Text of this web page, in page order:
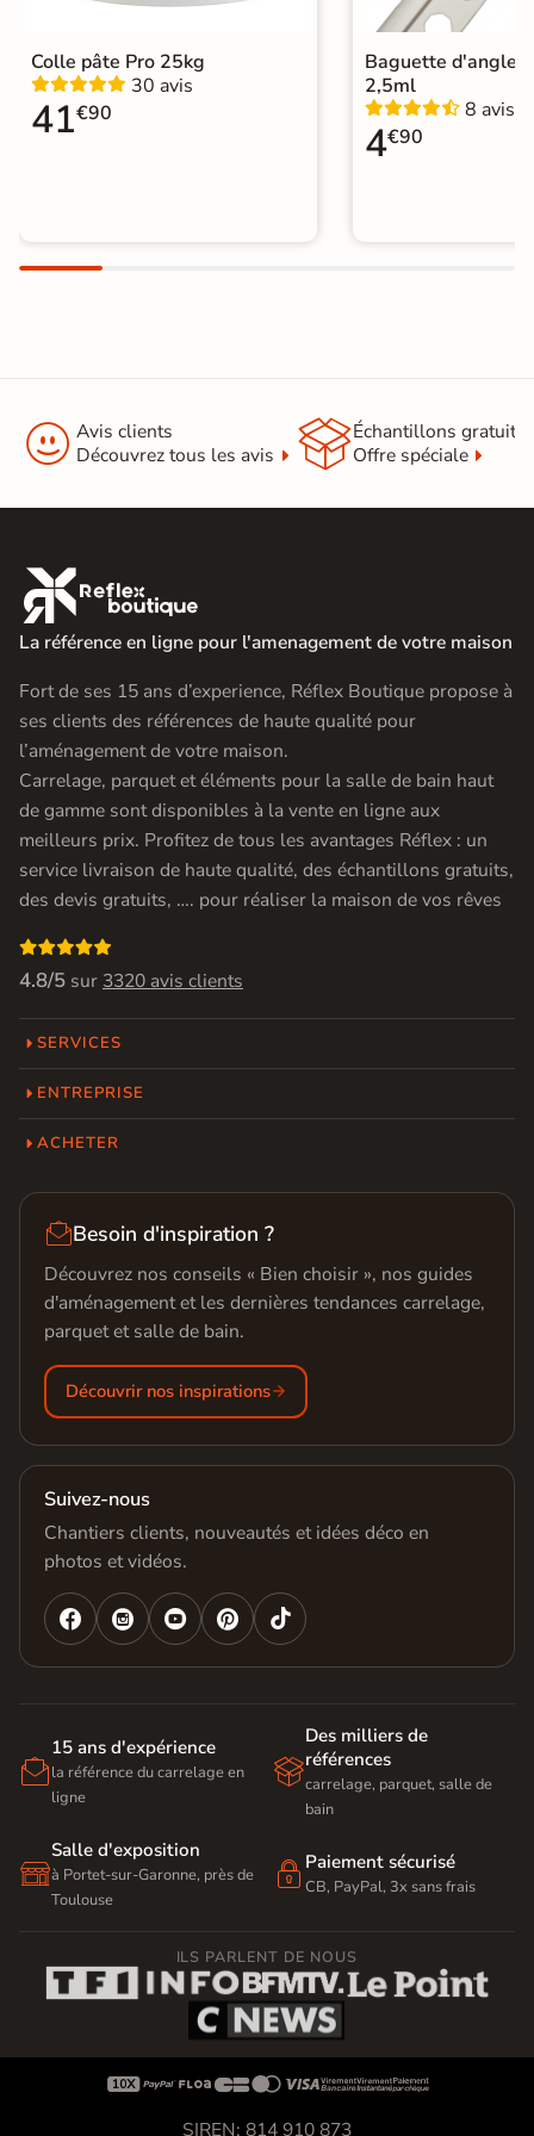
|
Colle pâte Pro 25kg
30 avis
41€90
Baguette d'angle
2,5ml
8 avis
4€90
 Avis clients
Découvrez tous les avis
Échantillons gratuit
Offre spéciale

La référence en ligne pour l'amenagement de votre maison
Fort de ses 15 ans d’experience, Réflex Boutique propose à
ses clients des références de haute qualité pour
l’aménagement de votre maison.
Carrelage, parquet et éléments pour la salle de bain haut
de gamme sont disponibles à la vente en ligne aux
meilleurs prix. Profitez de tous les avantages Réflex : un
service livraison de haute qualité, des échantillons gratuits,
des devis gratuits, …. pour réaliser la maison de vos rêves

4.8/5 sur 3320 avis clients
SERVICES
ENTREPRISE
ACHETER
Besoin d'inspiration ?
Découvrez nos conseils « Bien choisir », nos guides
d'aménagement et les dernières tendances carrelage,
parquet et salle de bain.
Découvrir nos inspirations
Suivez-nous
Chantiers clients, nouveautés et idées déco en
photos et vidéos.
   

15 ans d'expérience
la référence du carrelage en
ligne

Des milliers de
références
carrelage, parquet, salle de
bain

Salle d'exposition
à Portet-sur-Garonne, près de
Toulouse
 Paiement sécurisé
CB, PayPal, 3x sans frais
ILS PARLENT DE NOUS

SIREN: 814 910 873